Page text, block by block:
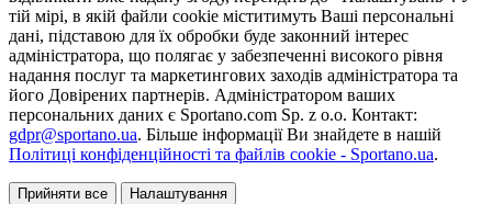
тій мірі, в якій файли cookie міститимуть Ваші персональні
дані, підставою для їх обробки буде законний інтерес
адміністратора, що полягає у забезпеченні високого рівня
надання послуг та маркетингових заходів адміністратора та
його Довірених партнерів. Адміністратором ваших
персональних даних є Sportano.com Sp. z o.o. Контакт:
gdpr@sportano.ua. Більше інформації Ви знайдете в нашій
Політиці конфіденційності та файлів cookie - Sportano.ua.
Прийняти все Налаштування